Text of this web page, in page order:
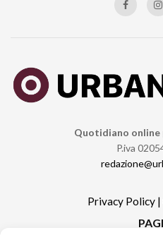
Quotidiano online
P.iva
Privacy Policy |